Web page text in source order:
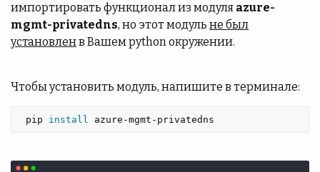
импортировать функционал из модуля azure-
mgmt-privatedns, но этот модуль не был
установленв Вашем python окружении.
Чтобы установить модуль, напишите в терминале:
pip install azure-mgmt-privatedns